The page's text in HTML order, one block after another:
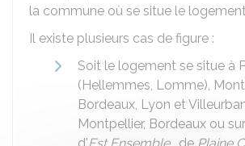
la commune où se situe le
Il existe plusieurs cas de figure :
Soit le logement se situe à
(Hellemmes, Lomme),
Bordeaux, Lyon et
Montpellier, Bordeaux ou